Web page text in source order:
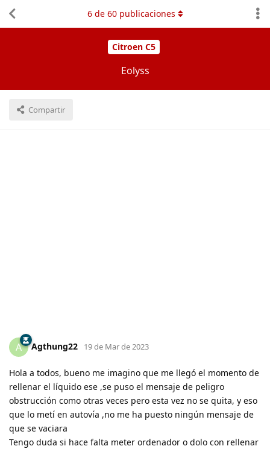
Citroen C5
Eolyss
Compartir
6de 60publicaciones
A Agthung22 19 de Mar de 2023
Hola a todos, bueno me imagino que me llegó el momento de
rellenar el líquido ese ,se puso el mensaje de peligro
obstrucción como otras veces pero esta vez no se quita, y eso
que lo metí en autovía ,no me ha puesto ningún mensaje de
que se vaciara
Tengo duda si hace falta meter ordenador o dolo con rellenar